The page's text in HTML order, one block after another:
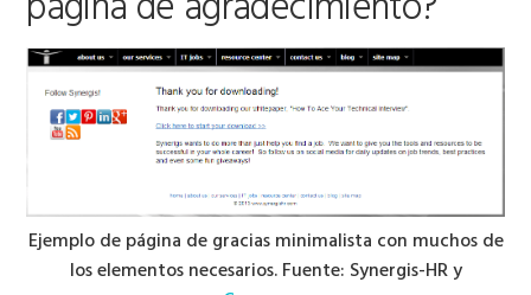
Ejemplo de página de gracias minimalista con muchos de
los elementos necesarios. Fuente: Synergis-HR y